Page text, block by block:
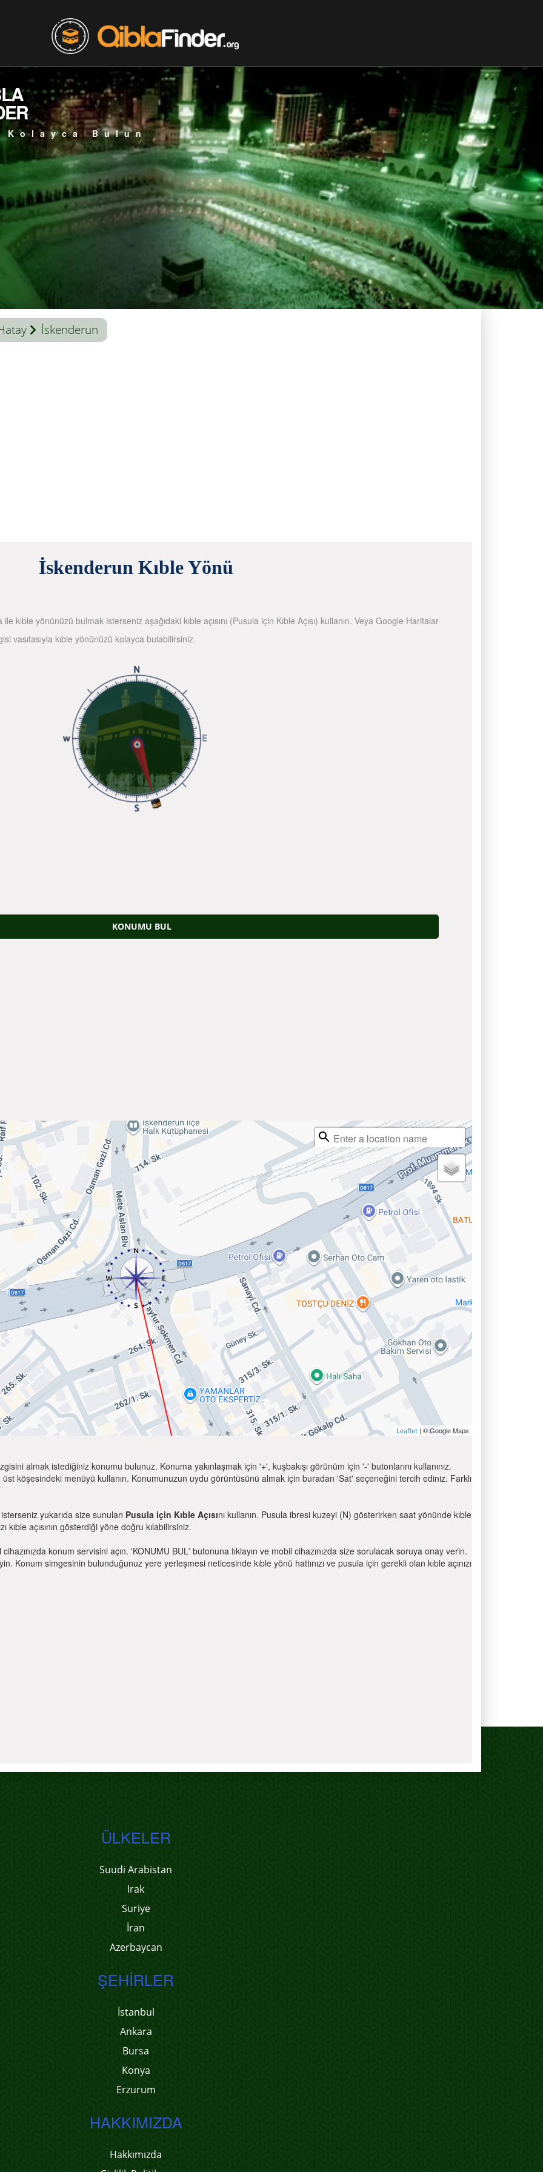
Kolayca Bulun
İskenderun
İskenderun Kıble Yönü
kıble yönünüzü bulmak isterseniz aşağıdaki kıble açısını (Pusula için Kıble Açısı) kullanın. Veya Google Haritalar
vasıtasıyla kıble yönünüzü kolayca bulabilirsiniz.
KONUMU BUL
Leaflet | © Google Maps
almak istediğiniz konumu bulunuz. Konuma yakınlaşmak için '+', kuşbakışı görünüm için '-' butonlarını kullanınız.
köşesindeki menüyü kullanın. Konumunuzun uydu görüntüsünü almak için buradan 'Sat' seçeneğini tercih ediniz. Farklı
yukarıda size sunulan Pusula için Kıble Açısını kullanın. Pusula ibresi kuzeyi (N) gösterirken saat yönünde kıble
kıble açısının gösterdiği yöne doğru kılabilirsiniz.
konum servisini açın. 'KONUMU BUL' butonuna tıklayın ve mobil cihazınızda size sorulacak soruya onay verin.
Konum simgesinin bulunduğunuz yere yerleşmesi neticesinde kıble yönü hattınızı ve pusula için gerekli olan kıble açınızı
ÜLKELER
Suudi Arabistan
Irak
Suriye
İran
Azerbaycan
ŞEHIRLER
İstanbul
Ankara
Bursa
Konya
Erzurum
HAKKIMIZDA
Hakkımızda